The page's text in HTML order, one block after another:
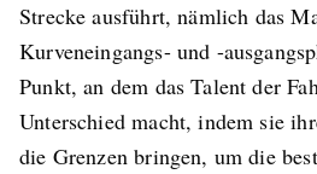
Strecke ausführt, nämlich das
Kurveneingangs- und -
Punkt, an dem das Talent der
Unterschied macht, indem sie
die Grenzen bringen, um die